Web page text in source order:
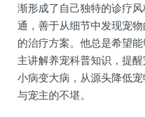
渐形成了自己独特的诊疗
通，善于从细节中发现宠
的治疗方案。他总是希望
主讲解养宠科普知识，提
小病变大病，从源头降低
与宠主的不堪。